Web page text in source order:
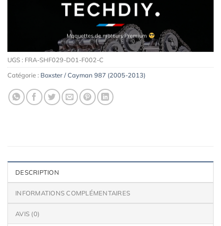
Maquettes de moteurs Premium
UGS : FRA-SHF029-D01-F002-C
Catégorie : Boxster / Cayman 987 (2005-2013)
DESCRIPTION
INFORMATIONS COMPLÉMENTAIRES
AVIS (0)